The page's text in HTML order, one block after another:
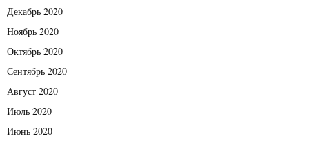
Декабрь 2020
Ноябрь 2020
Октябрь 2020
Сентябрь 2020
Август 2020
Июль 2020
Июнь 2020